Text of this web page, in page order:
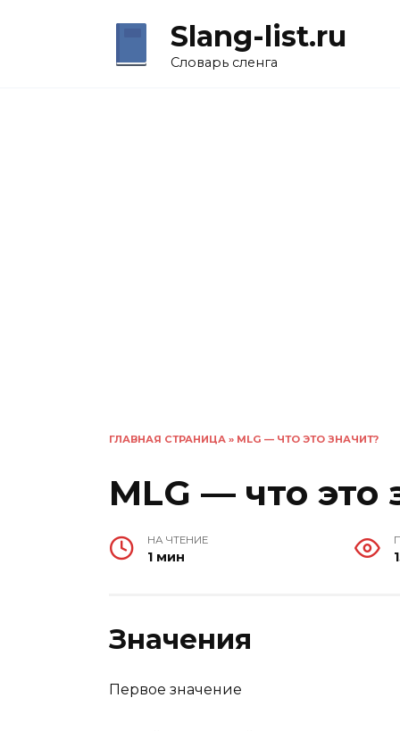
Slang-list.ru
Словарь сленга
ГЛАВНАЯ СТРАНИЦА » MLG — ЧТО ЭТО ЗНАЧИТ?
MLG — что это
НА ЧТЕНИЕ
1 мин
Значения
Первое значение